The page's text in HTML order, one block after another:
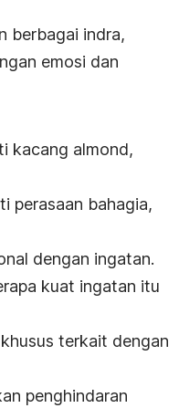
berbagai indra,
emosi dan
kacang almond,
perasaan bahagia,
dengan ingatan.
kuat ingatan itu
terkait dengan
penghindaran